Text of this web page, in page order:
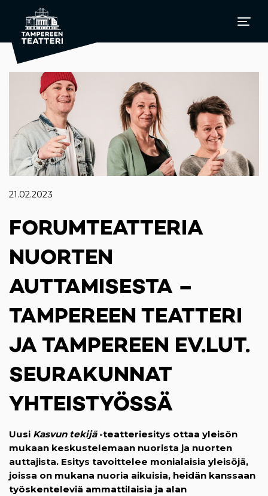
21.02.2023
FORUMTEATTERIA
NUORTEN
AUTTAMISESTA –
TAMPEREEN TEATTERI
JA TAMPEREEN EV.LUT.
SEURAKUNNAT
YHTEISTYÖSSÄ
Uusi Kasvun tekijä-teatteriesitys ottaa yleisön
mukaan keskustelemaan nuorista ja nuorten
auttajista. Esitys tavoittelee monialaisia yleisöjä,
joissa on mukana nuoria aikuisia, heidän kanssaan
työskenteleviä ammattilaisia ja alan